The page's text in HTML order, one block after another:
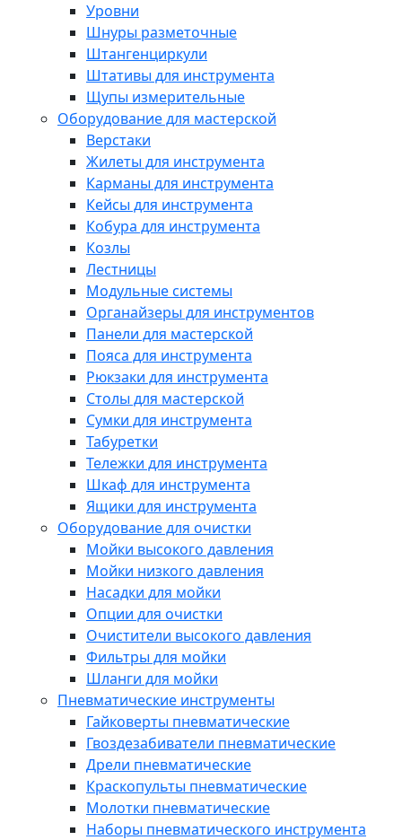
Уровни
Шнуры разметочные
Штангенциркули
Штативы для инструмента
Щупы измерительные
Оборудование для мастерской
Верстаки
Жилеты для инструмента
Карманы для инструмента
Кейсы для инструмента
Кобура для инструмента
Козлы
Лестницы
Модульные системы
Органайзеры для инструментов
Панели для мастерской
Пояса для инструмента
Рюкзаки для инструмента
Столы для мастерской
Сумки для инструмента
Табуретки
Тележки для инструмента
Шкаф для инструмента
Ящики для инструмента
Оборудование для очистки
Мойки высокого давления
Мойки низкого давления
Насадки для мойки
Опции для очистки
Очистители высокого давления
Фильтры для мойки
Шланги для мойки
Пневматические инструменты
Гайковерты пневматические
Гвоздезабиватели пневматические
Дрели пневматические
Краскопульты пневматические
Молотки пневматические
Наборы пневматического инструмента